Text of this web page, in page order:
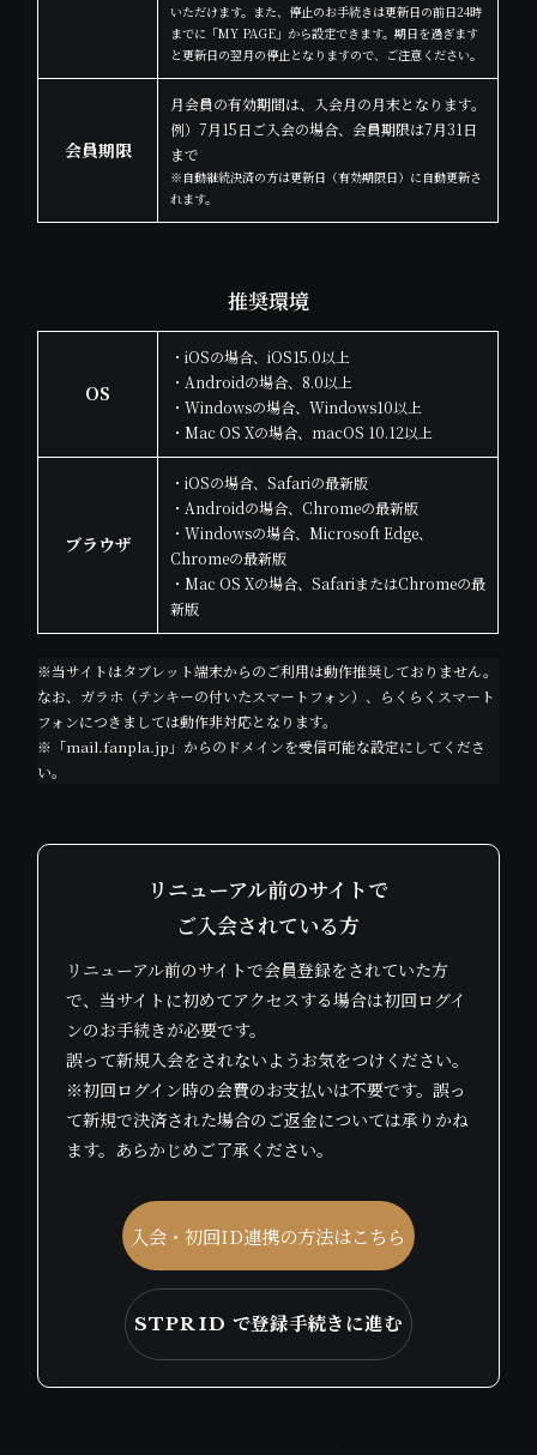
いただけます。また、停止のお手続きは更新日の前日24時
までに「MY PAGE」から設定できます。期日を過ぎます
と更新日の翌月の停止となりますので、ご注意ください。
会員期限
月会員の有効期間は、入会月の月末となります。
例）7月15日ご入会の場合、会員期限は7月31日
まで
※自動継続決済の方は更新日（有効期限日）に自動更新さ
れます。
推奨環境
OS
・iOSの場合、iOS15.0以上
・Androidの場合、8.0以上
・Windowsの場合、Windows10以上
・Mac OS Xの場合、macOS 10.12以上
ブラウザ
・iOSの場合、Safariの最新版
・Androidの場合、Chromeの最新版
・Windowsの場合、Microsoft Edge、
Chromeの最新版
・Mac OS Xの場合、SafariまたはChromeの最
新版
※当サイトはタブレット端末からのご利用は動作推奨しておりません。
なお、ガラホ（テンキーの付いたスマートフォン）、らくらくスマート
フォンにつきましては動作非対応となります。
※「mail.fanpla.jp」からのドメインを受信可能な設定にしてくださ
い。
リニューアル前のサイトで
ご入会されている方
リニューアル前のサイトで会員登録をされていた方
で、当サイトに初めてアクセスする場合は初回ログイ
ンのお手続きが必要です。
誤って新規入会をされないようお気をつけください。
※初回ログイン時の会費のお支払いは不要です。誤っ
て新規で決済された場合のご返金については承りかね
ます。あらかじめご了承ください。
入会・初回ID連携の方法はこちら
STPR ID で登録手続きに進む